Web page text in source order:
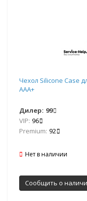
Чехол Silicone Case
AAA+
Дилер: 99
VIP: 96
Premium: 92
Нет в наличии
Сообщить о